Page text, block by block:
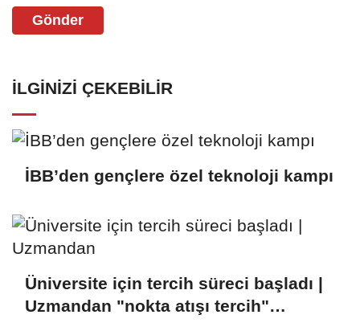
Gönder
İLGINIZI ÇEKEBILIR
İBB’den gençlere özel teknoloji kampı
Üniversite için tercih süreci başladı |
Uzmandan "nokta atışı tercih"